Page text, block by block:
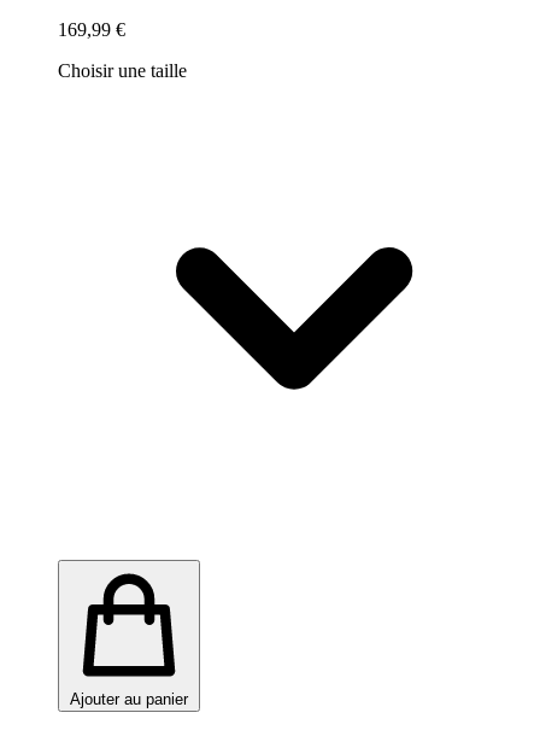
169,99 €
Choisir une taille
Ajouter au panier